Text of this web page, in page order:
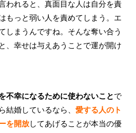
われると、真面目な人は自分を責
もっと弱い人を責めてしまう。エ
しまうんですね。そんな奪い合う
、幸せは与えあうことで運が開け
不幸になるために使わないこと で
結婚しているなら、 愛する人のト
を開放 してあげることが本当の優